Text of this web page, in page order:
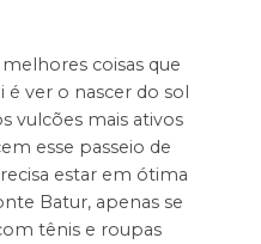
melhores coisas que
ver o nascer do sol
vulcões mais ativos
esse passeio de
estar em ótima
Batur, apenas se
tênis e roupas